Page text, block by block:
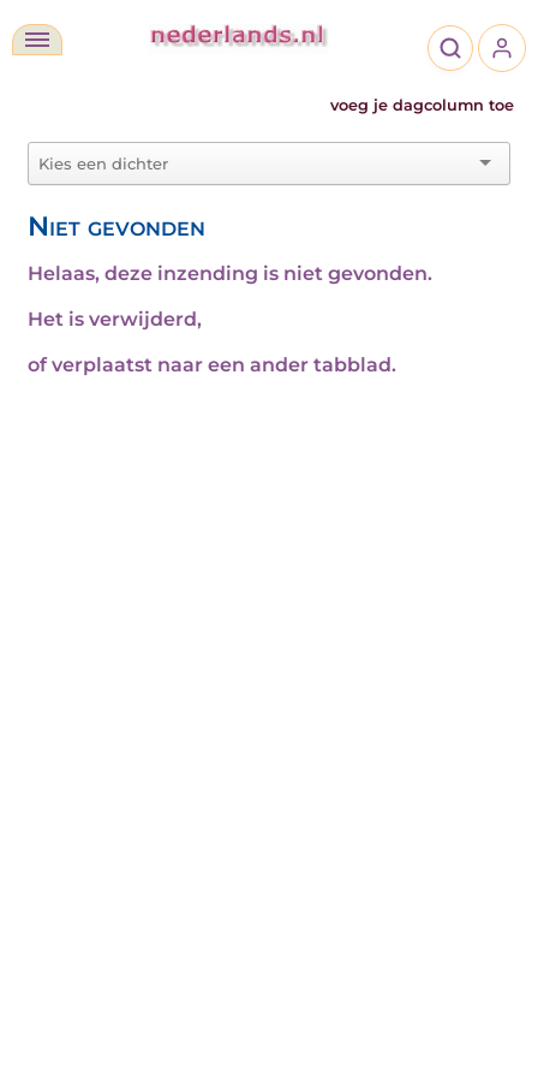
voeg je dagcolumn toe
Niet gevonden
Helaas, deze inzending is niet gevonden.
Het is verwijderd,
of verplaatst naar een ander tabblad.